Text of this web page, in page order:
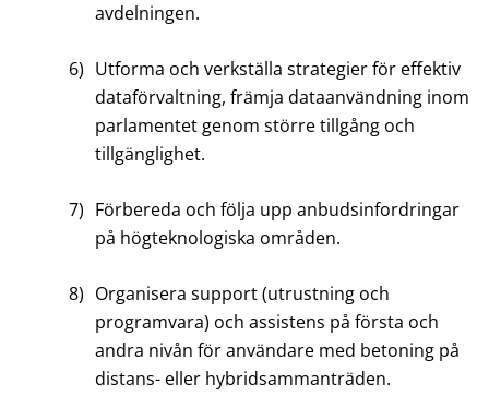
avdelningen.
6) Utforma och verkställa strategier för effektiv
dataförvaltning, främja dataanvändning inom
parlamentet genom större tillgång och
tillgänglighet.
7) Förbereda och följa upp anbudsinfordringar
på högteknologiska områden.
8) Organisera support (utrustning och
programvara) och assistens på första och
andra nivån för användare med betoning på
distans- eller hybridsammanträden.